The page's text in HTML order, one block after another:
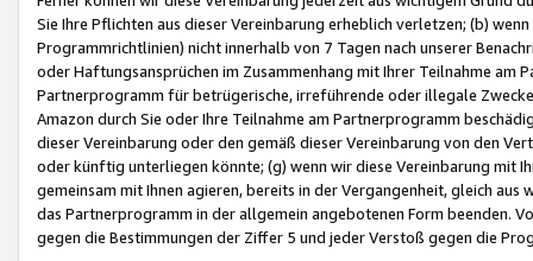
Sie Ihre Pflichten aus dieser Vereinbarung erheblich verletzen; (b)
Programmrichtlinien) nicht innerhalb von 7 Tagen nach unserer
oder Haftungsansprüchen im Zusammenhang mit Ihrer Teilnahme am
Partnerprogramm für betrügerische, irreführende oder illegale
Amazon durch Sie oder Ihre Teilnahme am Partnerprogramm
dieser Vereinbarung oder den gemäß dieser Vereinbarung von den
oder künftig unterliegen könnte; (g) wenn wir diese Vereinbarung mit
gemeinsam mit Ihnen agieren, bereits in der Vergangenheit, gleich
das Partnerprogramm in der allgemein angebotenen Form beenden.
gegen die Bestimmungen der Ziffer 5 und jeder Verstoß gegen die